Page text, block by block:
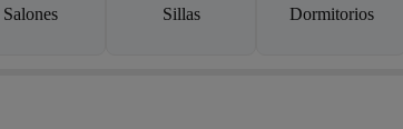
Salones Sillas Dormitorios